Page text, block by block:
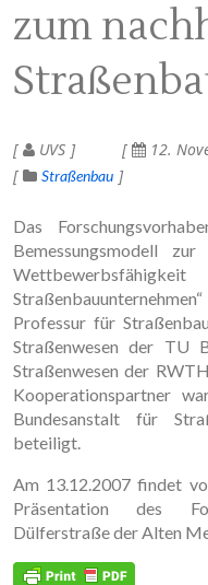
zum
UVS 12.
Straßenbau
Das
Bemessungsmodell
Professur für
Straßenwesen der TU
Straßenwesen der
Kooperationspartner
Bundesanstalt für
beteiligt.
Am 13.12.2007 findet
Präsentation des
Dülferstraße der Alten